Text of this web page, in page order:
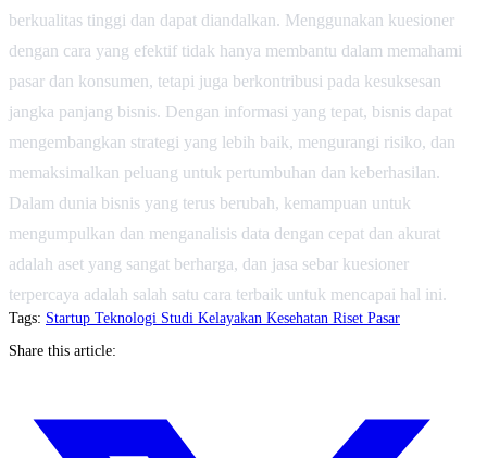
berkualitas tinggi dan dapat diandalkan. Menggunakan kuesioner
dengan cara yang efektif tidak hanya membantu dalam memahami
pasar dan konsumen, tetapi juga berkontribusi pada kesuksesan
jangka panjang bisnis. Dengan informasi yang tepat, bisnis dapat
mengembangkan strategi yang lebih baik, mengurangi risiko, dan
memaksimalkan peluang untuk pertumbuhan dan keberhasilan.
Dalam dunia bisnis yang terus berubah, kemampuan untuk
mengumpulkan dan menganalisis data dengan cepat dan akurat
adalah aset yang sangat berharga, dan jasa sebar kuesioner
terpercaya adalah salah satu cara terbaik untuk mencapai hal ini.
Tags: Startup Teknologi Studi Kelayakan Kesehatan Riset Pasar
Share this article: